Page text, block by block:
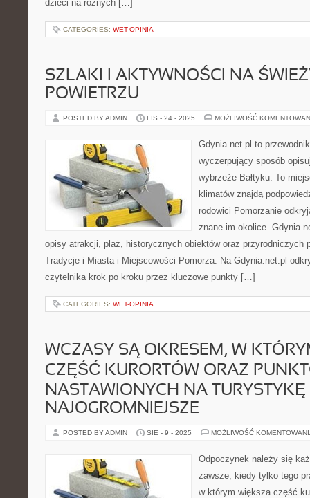
dzieci na różnych […]
CATEGORIES: WET-OPINIA
SZLAKI I AKTYWNOŚCI NA
POWIETRZU
POSTED BY ADMIN LIS - 24 - 2025 MOŻLIWOŚĆ
Gdynia.net.pl to
wyczerpujący sposób
wybrzeże Bałtyku. To
klimatów znajdą
rodowici Pomorzanie
znane im okolice.
opisy atrakcji, plaż, historycznych obiektów oraz przyrodniczych
Tradycje i Miasta i Miejscowości Pomorza. Na Gdynia.net.pl
czytelnika krok po kroku przez kluczowe punkty […]
CATEGORIES: WET-OPINIA
WCZASY SĄ OKRESEM, W
CZĘŚĆ KURORTÓW ORAZ
NASTAWIONYCH NA TURYSTYKĘ
NAJOGROMNIEJSZE
POSTED BY ADMIN SIE - 9 - 2025 MOŻLIWOŚĆ
Odpoczynek należy się
zawsze, kiedy tylko tego
w którym większa część